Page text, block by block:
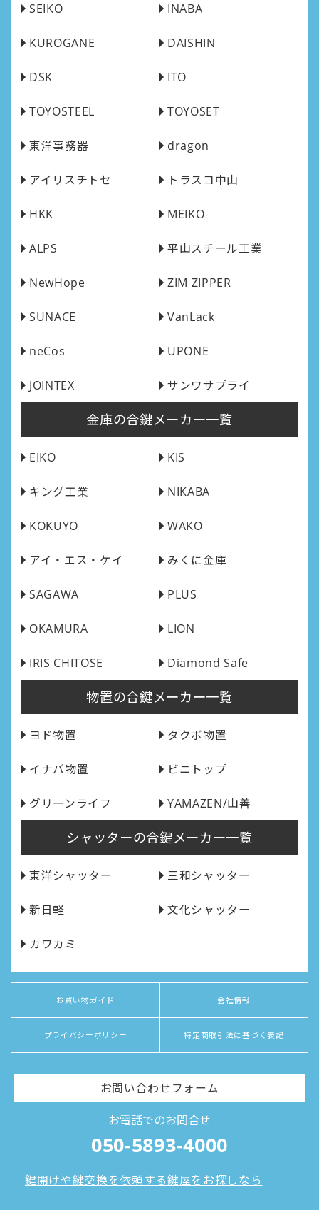
SEIKO INABA
KUROGANE DAISHIN
DSK ITO
TOYOSTEEL TOYOSET
東洋事務器 dragon
アイリスチトセ トラスコ中山
HKK MEIKO
ALPS 平山スチール工業
NewHope ZIM ZIPPER
SUNACE VanLack
neCos UPONE
JOINTEX サンワサプライ
金庫の合鍵メーカー一覧
EIKO KIS
キング工業 NIKABA
KOKUYO WAKO
アイ・エス・ケイ みくに金庫
SAGAWA PLUS
OKAMURA LION
IRIS CHITOSE Diamond Safe
物置の合鍵メーカー一覧
ヨド物置 タクボ物置
イナバ物置 ビニトップ
グリーンライフ YAMAZEN/山善
シャッターの合鍵メーカー一覧
東洋シャッター 三和シャッター
新日軽 文化シャッター
カワカミ
お買い物ガイド 会社情報
プライバシーポリシー 特定商取引法に基づく表記
お問い合わせフォーム
お電話でのお問合せ
050-5893-4000
鍵開けや鍵交換を依頼する鍵屋をお探しなら